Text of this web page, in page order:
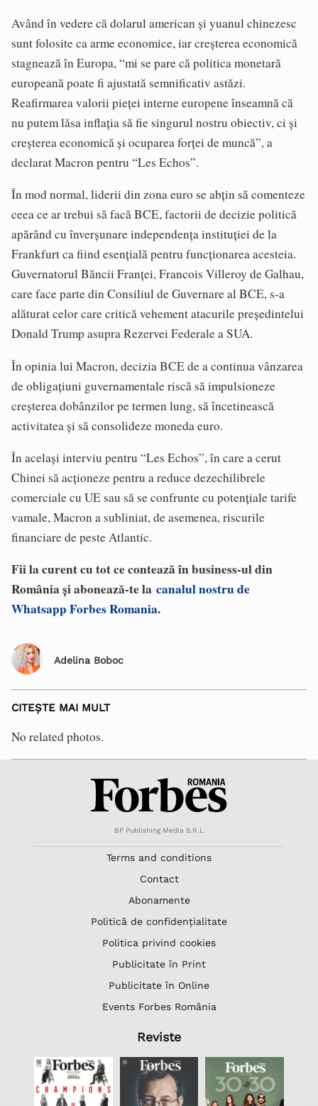
Având în vedere că dolarul american şi yuanul chinezesc
sunt folosite ca arme economice, iar creşterea economică
stagnează în Europa, “mi se pare că politica monetară
europeană poate fi ajustată semnificativ astăzi.
Reafirmarea valorii pieţei interne europene înseamnă că
nu putem lăsa inflaţia să fie singurul nostru obiectiv, ci şi
creşterea economică şi ocuparea forţei de muncă”, a
declarat Macron pentru “Les Echos”.
În mod normal, liderii din zona euro se abţin să comenteze
ceea ce ar trebui să facă BCE, factorii de decizie politică
apărând cu înverşunare independenţa instituţiei de la
Frankfurt ca fiind esenţială pentru funcţionarea acesteia.
Guvernatorul Băncii Franţei, Francois Villeroy de Galhau,
care face parte din Consiliul de Guvernare al BCE, s-a
alăturat celor care critică vehement atacurile preşedintelui
Donald Trump asupra Rezervei Federale a SUA.
În opinia lui Macron, decizia BCE de a continua vânzarea
de obligaţiuni guvernamentale riscă să impulsioneze
creşterea dobânzilor pe termen lung, să încetinească
activitatea şi să consolideze moneda euro.
În acelaşi interviu pentru “Les Echos”, în care a cerut
Chinei să acţioneze pentru a reduce dezechilibrele
comerciale cu UE sau să se confrunte cu potenţiale tarife
vamale, Macron a subliniat, de asemenea, riscurile
financiare de peste Atlantic.
Fii la curent cu tot ce contează în business-ul din
România și abonează-te la canalul nostru de
Whatsapp Forbes Romania.
Adelina Boboc
CITEȘTE MAI MULT
No related photos.
BP Publishing Media S.R.L
Terms and conditions
Contact
Abonamente
Politică de confidențialitate
Politica privind cookies
Publicitate în Print
Publicitate în Online
Events Forbes România
Reviste